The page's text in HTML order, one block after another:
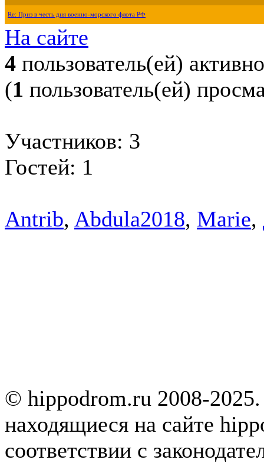
Re: Приз в честь дня военно-морского флота РФ
На сайте
4 пользователь(ей) активно
(1 пользователь(ей)
Участников: 3
Гостей: 1
Antrib, Abdula2018, Marie,
© hippodrom.ru 2008-
находящиеся на сайте
соответствии с